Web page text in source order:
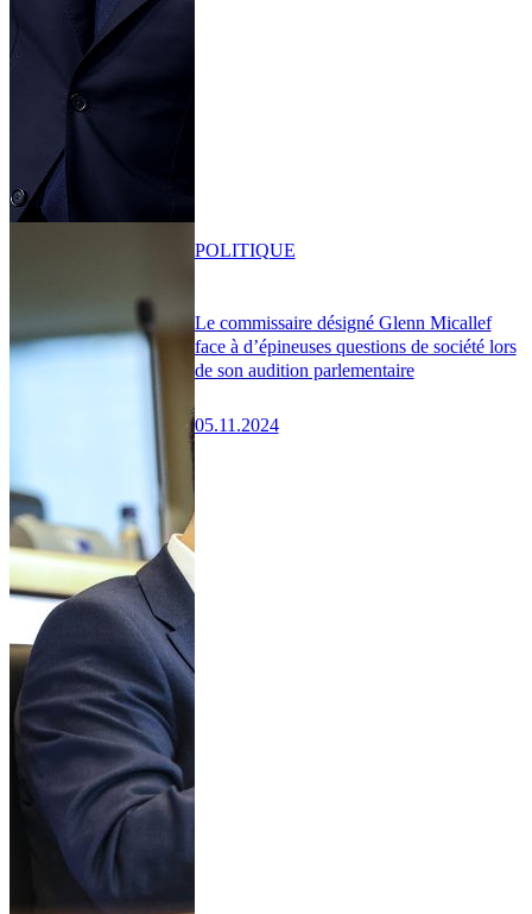
Le commissaire désigné Glenn Micallef
face à d’épineuses questions de société lors
de son audition parlementaire
05.11.2024
POLITIQUE